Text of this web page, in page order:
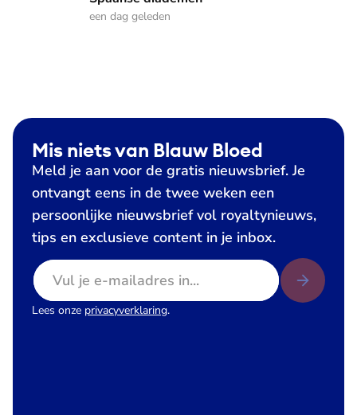
een dag geleden
Mis niets van Blauw Bloed
Meld je aan voor de gratis nieuwsbrief. Je
ontvangt eens in de twee weken een
persoonlijke nieuwsbrief vol royaltynieuws,
tips en exclusieve content in je inbox.
E-mailadres
Lees onze privacyverklaring.